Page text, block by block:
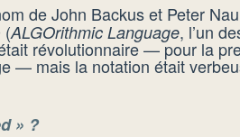
de John Backus et Peter
(ALGOrithmic Language, l’un
révolutionnaire — pour la
— mais la notation était
» ?